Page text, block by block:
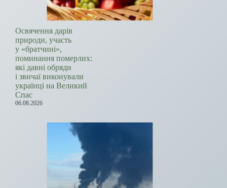
Освячення дарів
природи, участь
у «братчині»,
поминання померлих:
які давні обряди
і звичаї виконували
українці на Великий
Спас
06.08.2026